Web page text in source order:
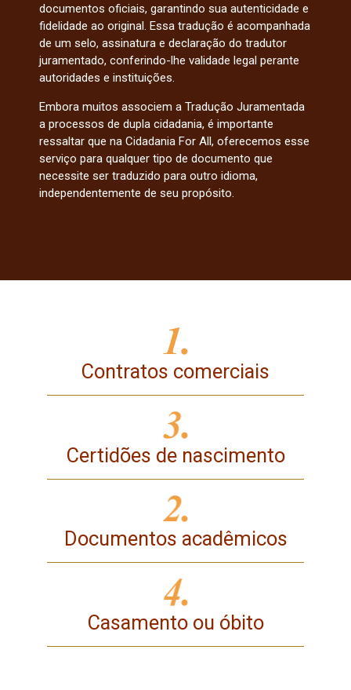
documentos oficiais, garantindo sua autenticidade e
fidelidade ao original. Essa tradução é acompanhada
de um selo, assinatura e declaração do tradutor
juramentado, conferindo-lhe validade legal perante
autoridades e instituições.
Embora muitos associem a Tradução Juramentada
a processos de dupla cidadania, é importante
ressaltar que na Cidadania For All, oferecemos esse
serviço para qualquer tipo de documento que
necessite ser traduzido para outro idioma,
independentemente de seu propósito.
Contratos comerciais
Certidões de nascimento
Documentos acadêmicos
Casamento ou óbito